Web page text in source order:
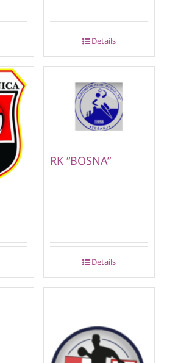
Details
RK “BOSNA”
Details